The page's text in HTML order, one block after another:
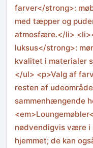
farver</strong>:
med tæpper og
atmosfære.</li>
luksus</strong>:
kvalitet i materialer
</ul> <p>Valg af
resten af
sammenhængende
nødvendigvis være i
hjemmet; de kan